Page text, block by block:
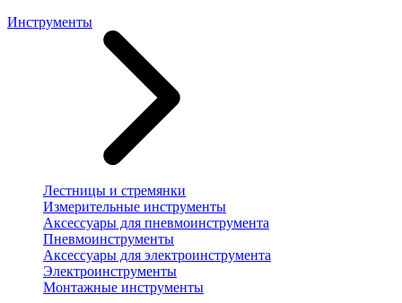
Инструменты
Лестницы и стремянки
Измерительные инструменты
Аксессуары для пневмоинструмента
Пневмоинструменты
Аксессуары для электроинструмента
Электроинструменты
Монтажные инструменты